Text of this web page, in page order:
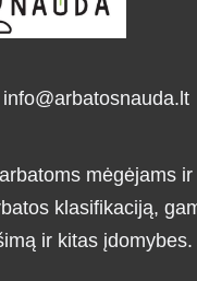
info@arbatosnauda.lt
mėgėjams
klasifikaciją,
ir kitas įdomybes.